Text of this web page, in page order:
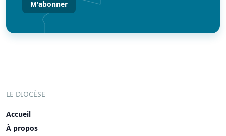
LE DIOCÈSE
Accueil
À propos